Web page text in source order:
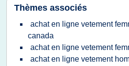
Thèmes associés
achat en ligne vetement
canada
achat en ligne vetement
achat en ligne vetement